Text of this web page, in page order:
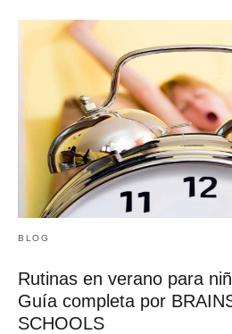
BLOG
Rutinas en verano para
Guía completa por
SCHOOLS